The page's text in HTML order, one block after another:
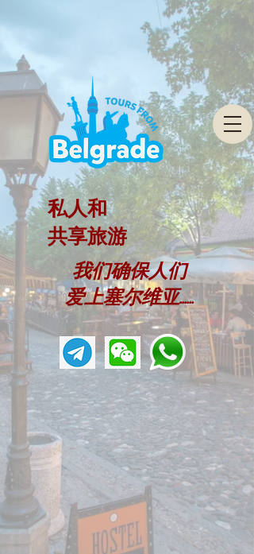
我们确保人们
爱上塞尔维亚......
私人和
共享旅游